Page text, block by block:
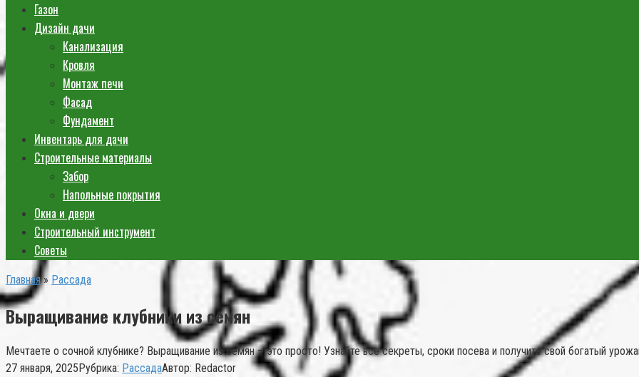
Газон
Дизайн дачи
Канализация
Кровля
Монтаж печи
Фасад
Фундамент
Инвентарь для дачи
Строительные материалы
Забор
Напольные покрытия
Окна и двери
Строительный инструмент
Советы
Главная » Рассада
Выращивание клубники из семян
Мечтаете о сочной клубнике? Выращивание из семян – это просто! Узнайте все секреты, сроки посева и получите свой богатый
27 января, 2025Рубрика: РассадаАвтор: Redactor